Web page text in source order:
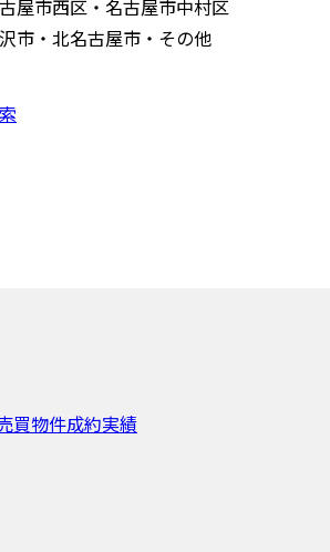
屋市西区・名古屋市中村区
市・北名古屋市・その他